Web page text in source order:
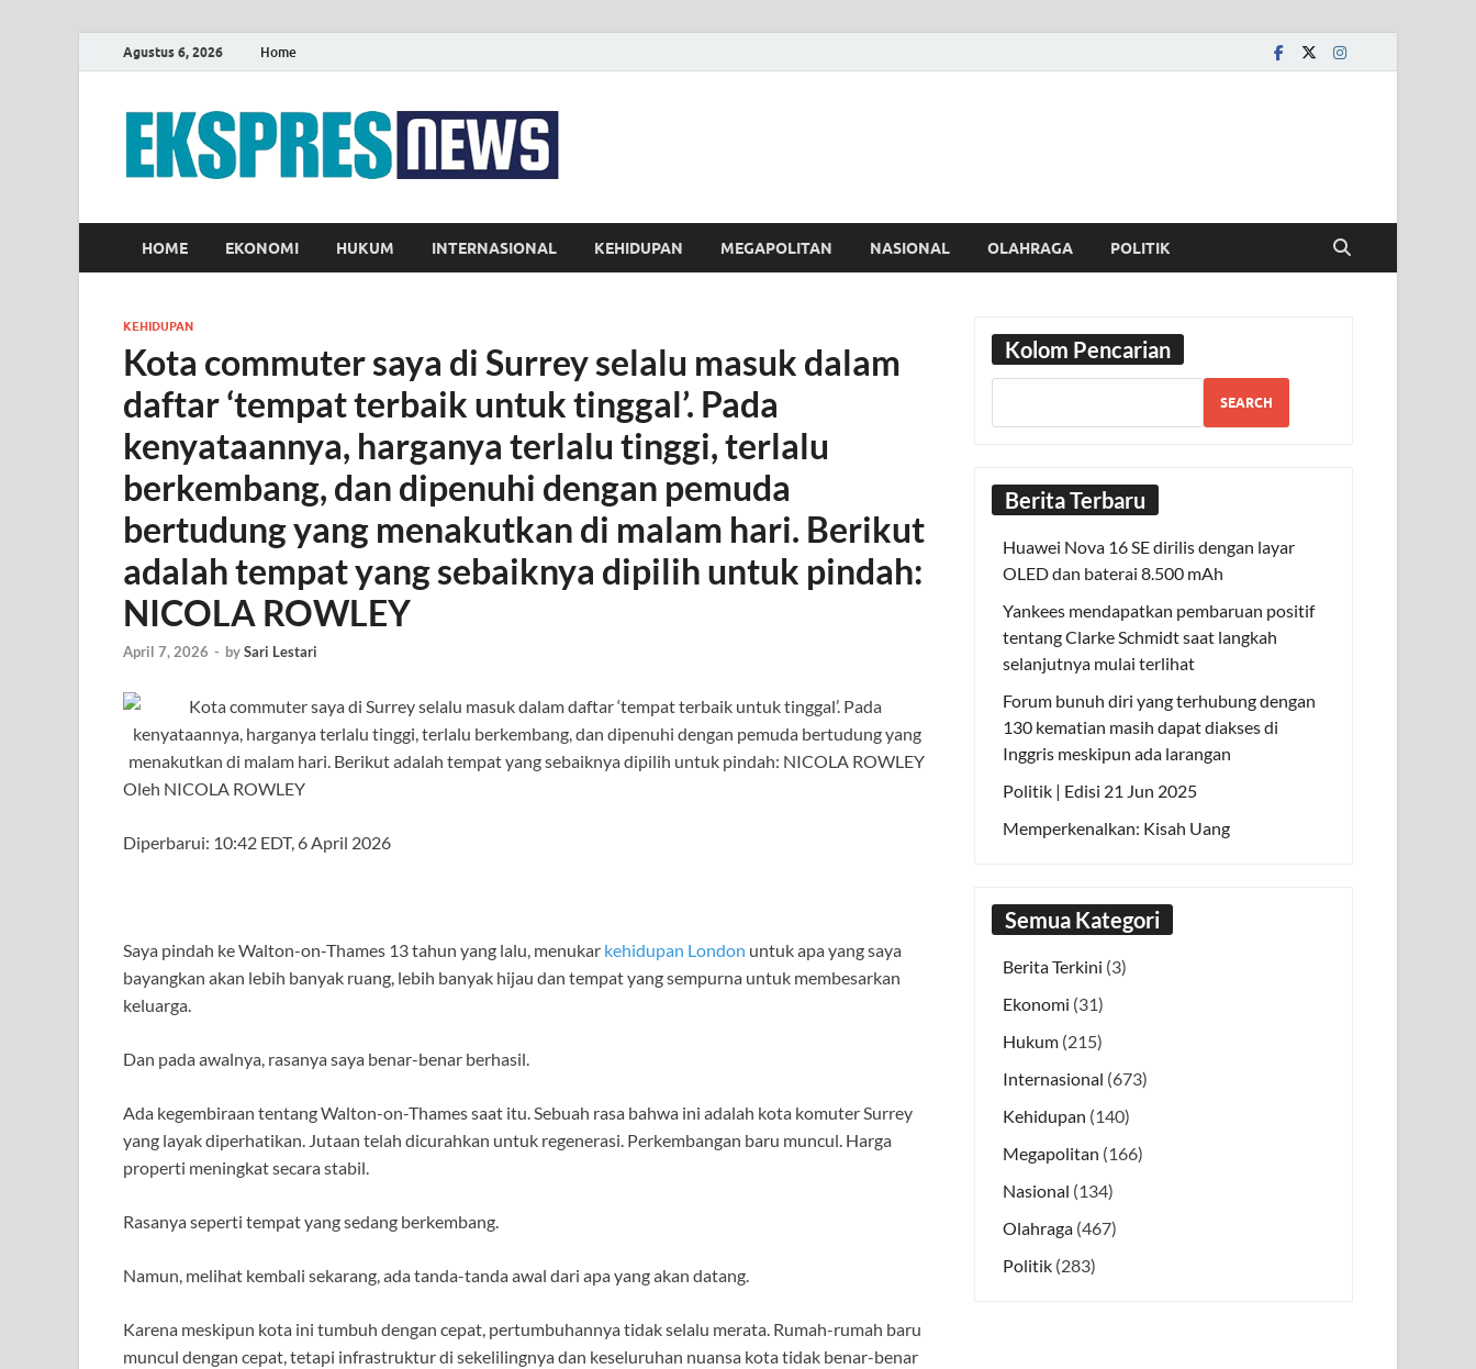
Agustus 6, 2026 Home
HOME EKONOMI HUKUM INTERNASIONAL KEHIDUPAN MEGAPOLITAN NASIONAL OLAHRAGA POLITIK
KEHIDUPAN
Kota commuter saya di Surrey selalu masuk dalam
daftar ‘tempat terbaik untuk tinggal’. Pada
kenyataannya, harganya terlalu tinggi, terlalu
berkembang, dan dipenuhi dengan pemuda
bertudung yang menakutkan di malam hari. Berikut
adalah tempat yang sebaiknya dipilih untuk pindah:
NICOLA ROWLEY
April 7, 2026 - bySari Lestari
Oleh NICOLA ROWLEY
Diperbarui: 10:42 EDT, 6 April 2026
Saya pindah ke Walton-on-Thames 13 tahun yang lalu, menukar kehidupan London untuk apa yang saya
bayangkan akan lebih banyak ruang, lebih banyak hijau dan tempat yang sempurna untuk membesarkan
keluarga.
Dan pada awalnya, rasanya saya benar-benar berhasil.
Ada kegembiraan tentang Walton-on-Thames saat itu. Sebuah rasa bahwa ini adalah kota komuter Surrey
yang layak diperhatikan. Jutaan telah dicurahkan untuk regenerasi. Perkembangan baru muncul. Harga
properti meningkat secara stabil.
Rasanya seperti tempat yang sedang berkembang.
Namun, melihat kembali sekarang, ada tanda-tanda awal dari apa yang akan datang.
Karena meskipun kota ini tumbuh dengan cepat, pertumbuhannya tidak selalu merata. Rumah-rumah baru
muncul dengan cepat, tetapi infrastruktur di sekelilingnya dan keseluruhan nuansa kota tidak benar-benar
Kolom Pencarian
SEARCH
Berita Terbaru
Huawei Nova 16 SE dirilis dengan layar
OLED dan baterai 8.500 mAh
Yankees mendapatkan pembaruan positif
tentang Clarke Schmidt saat langkah
selanjutnya mulai terlihat
Forum bunuh diri yang terhubung dengan
130 kematian masih dapat diakses di
Inggris meskipun ada larangan
Politik | Edisi 21 Jun 2025
Memperkenalkan: Kisah Uang
Semua Kategori
Berita Terkini (3)
Ekonomi (31)
Hukum (215)
Internasional (673)
Kehidupan (140)
Megapolitan (166)
Nasional (134)
Olahraga (467)
Politik (283)